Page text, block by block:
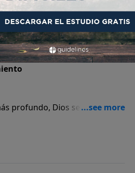
de Dios en su
profundo, Dios se acerca a
para mostrarles Su